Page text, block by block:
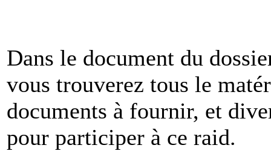
Dans le document du
vous trouverez tous le
documents à fournir, et
pour participer à ce raid.